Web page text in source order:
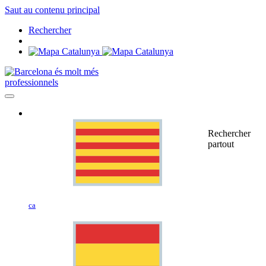
Saut au contenu principal
Rechercher
professionnels
ca
Rechercher
partout